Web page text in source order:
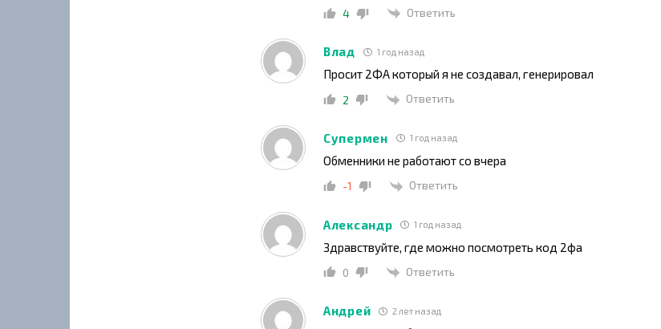
4 Ответить
Влад 1 год назад
Просит 2ФА который я не создавал, генерировал
2 Ответить
Супермен 1 год назад
Обменники не работают со вчера
-1 Ответить
Александр 1 год назад
Здравствуйте, где можно посмотреть код 2фа
0 Ответить
Андрей 2 лет назад